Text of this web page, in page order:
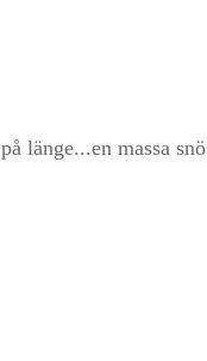
länge...en massa snö